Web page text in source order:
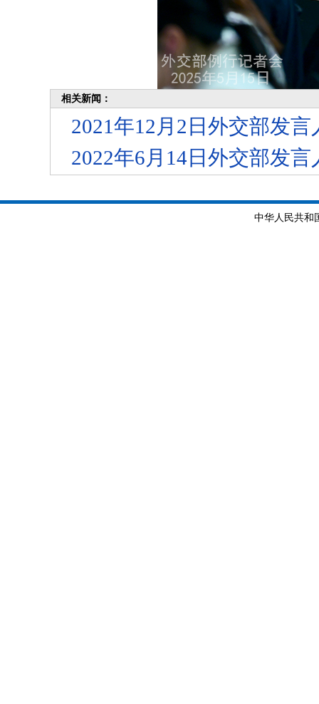
相关新闻：
2021年12月2日外交部发
2022年6月14日外交部发
中华人民共和